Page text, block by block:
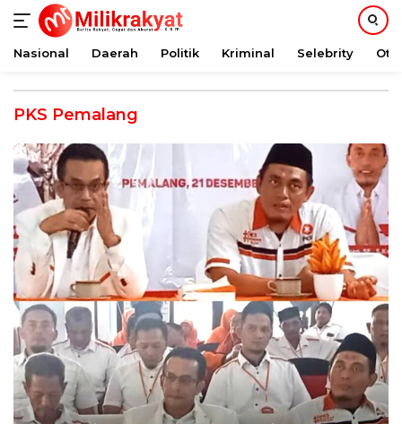
konten
Nasional Daerah Politik Kriminal Selebrity
PKS Pemalang